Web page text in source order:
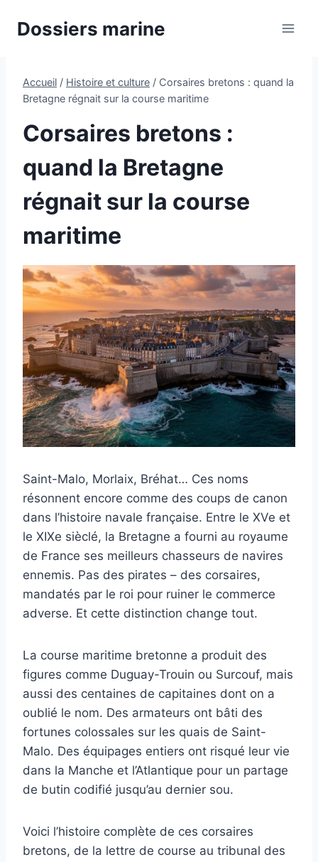
Dossiers marine
Accueil / Histoire et culture / Corsaires bretons : quand la
Bretagne régnait sur la course maritime
Corsaires bretons :
quand la Bretagne
régnait sur la course
maritime
Saint-Malo, Morlaix, Bréhat… Ces noms
résonnent encore comme des coups de canon
dans l’histoire navale française. Entre le XVe et
le XIXe sièclé, la Bretagne a fourni au royaume
de France ses meilleurs chasseurs de navires
ennemis. Pas des pirates – des corsaires,
mandatés par le roi pour ruiner le commerce
adverse. Et cette distinction change tout.
La course maritime bretonne a produit des
figures comme Duguay-Trouin ou Surcouf, mais
aussi des centaines de capitaines dont on a
oublié le nom. Des armateurs ont bâti des
fortunes colossales sur les quais de Saint-
Malo. Des équipages entiers ont risqué leur vie
dans la Manche et l’Atlantique pour un partage
de butin codifié jusqu’au dernier sou.
Voici l’histoire complète de ces corsaires
bretons, de la lettre de course au tribunal des